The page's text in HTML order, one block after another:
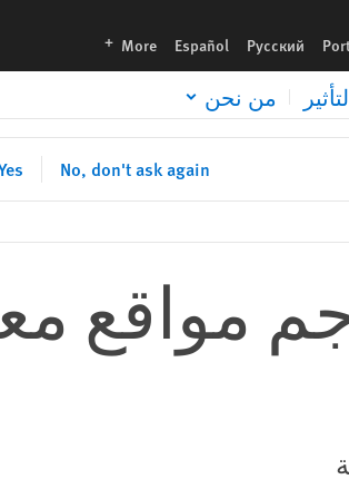
Русский
Español
More
languages
من نحن
No, don't ask again
مواقع